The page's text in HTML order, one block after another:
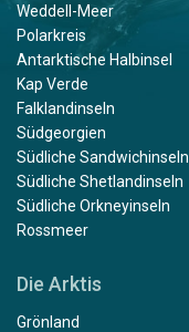
Weddell-Meer
Polarkreis
Antarktische Halbinsel
Kap Verde
Falklandinseln
Südgeorgien
Südliche Sandwichinseln
Südliche Shetlandinseln
Südliche Orkneyinseln
Rossmeer
Die Arktis
Grönland